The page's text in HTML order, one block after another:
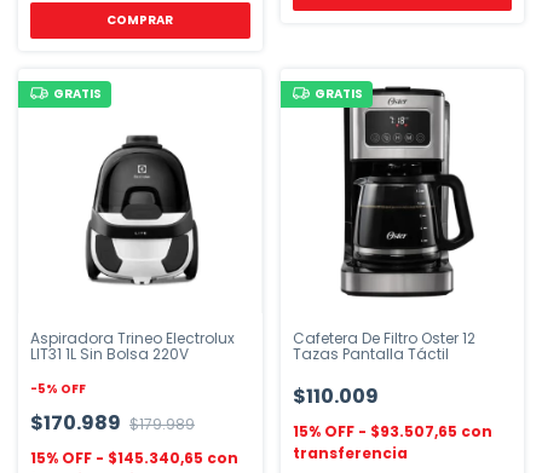
COMPRAR
GRATIS
Aspiradora Trineo Electrolux
LIT31 1L Sin Bolsa 220V
-5% OFF
$170.989 $179.989
$145.340,65
GRATIS
Cafetera De Filtro Oster 12
Tazas Pantalla Táctil
$110.009
$93.507,65